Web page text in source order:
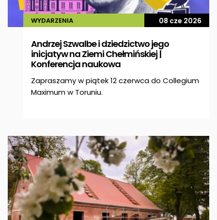
WYDARZENIA 08 cze 2026
Andrzej Szwalbe i dziedzictwo jego
inicjatyw na Ziemi Chełmińskiej |
Konferencja naukowa
Zapraszamy w piątek 12 czerwca do Collegium
Maximum w Toruniu.